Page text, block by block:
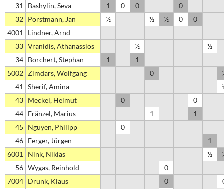
31
Bashylin, Seva 1 0 0
0
32 Porstmann, Jan ½ ½ ½ 0
0
4001
Lindner, Arnd
33 Vranidis, Athanassios ½
½
34 Borchert, Stephan 1
1
5002 Zimdars, Wolfgang 0
41
Sherif, Amina
43 Meckel, Helmut 0
0
44 Fränzel, Marius 1
1
45
Nguyen, Philipp
0
46 Ferger, Jürgen
1
6001
Nink, Niklas ½
56 Wygas, Reinhold
0
7004 Drunk, Klaus 0